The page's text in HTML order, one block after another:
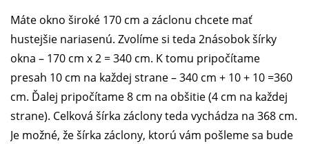
Máte okno široké 170 cm a záclonu chcete mať
hustejšie nariasenú. Zvolíme si teda 2násobok šírky
okna – 170 cm x 2 = 340 cm. K tomu pripočítame
presah 10 cm na každej strane – 340 cm + 10 + 10 =360
cm. Ďalej pripočítame 8 cm na obšitie (4 cm na každej
strane). Celková šírka záclony teda vychádza na 368 cm.
Je možné, že šírka záclony, ktorú vám pošleme sa bude